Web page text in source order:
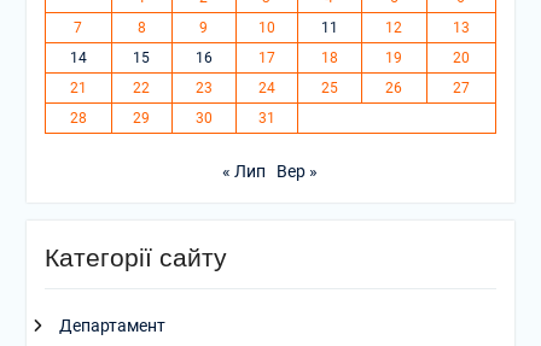
7
8 9 10 11 12
13
14
15 16 17 18 19
20
21
22 23 24 25 26
27
28
29 30 31
« Лип Вер »
Категорії сайту
Департамент